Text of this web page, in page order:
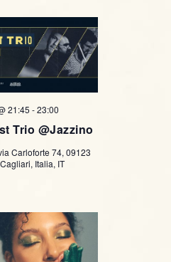
Trio @Jazzino
21:45 -23:00
Carloforte 74, 09123
Italia, IT